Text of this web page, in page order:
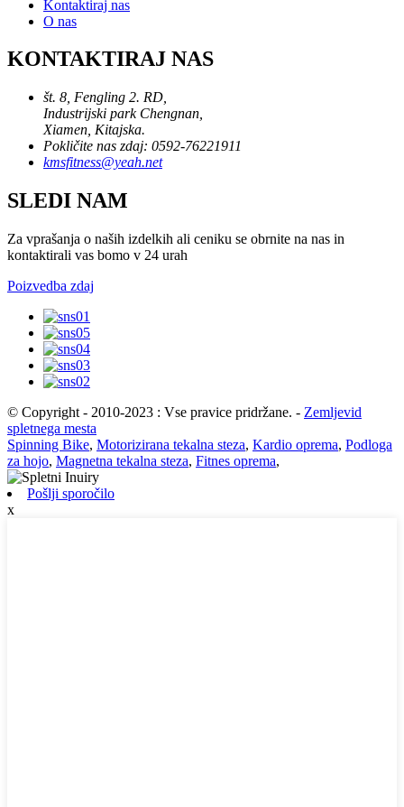
Kontaktiraj nas
O nas
KONTAKTIRAJ NAS
št. 8, Fengling 2. RD,
Industrijski park Chengnan,
Xiamen, Kitajska.
Pokličite nas zdaj: 0592-76221911
kmsfitness@yeah.net
SLEDI NAM
Za vprašanja o naših izdelkih ali ceniku se obrnite na nas in
kontaktirali vas bomo v 24 urah
Poizvedba zdaj
© Copyright - 2010-2023 : Vse pravice pridržane. - Zemljevid
spletnega mesta
Spinning Bike, Motorizirana tekalna steza, Kardio oprema, Podloga
za hojo, Magnetna tekalna steza, Fitnes oprema,
Pošlji sporočilo
x